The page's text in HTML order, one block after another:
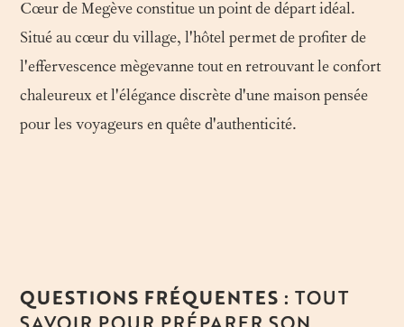
Cœur de Megève constitue un point de départ idéal.
Situé au cœur du village, l'hôtel permet de profiter de
l'effervescence mègevanne tout en retrouvant le confort
chaleureux et l'élégance discrète d'une maison pensée
pour les voyageurs en quête d'authenticité.
QUESTIONS FRÉQUENTES :TOUT